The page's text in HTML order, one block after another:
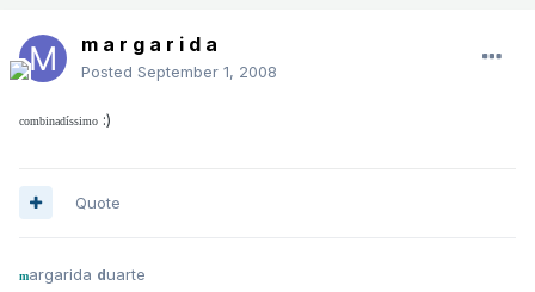
m a r g a r i d a
Posted September 1, 2008
combinadíssimo :)
Quote
margarida duarte